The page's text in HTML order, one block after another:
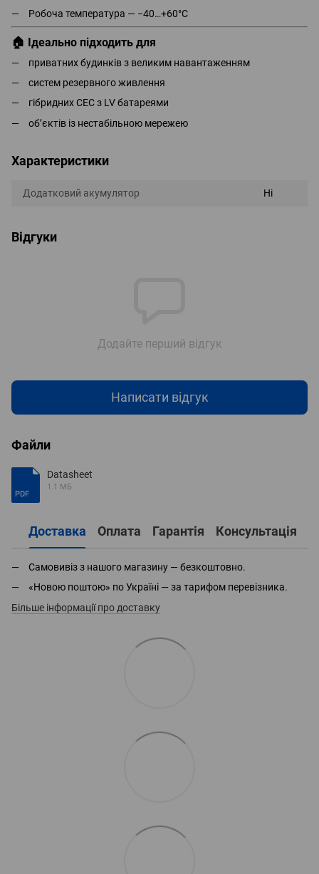
Робоча температура — −40…+60°C
🏠 Ідеально підходить для
приватних будинків з великим навантаженням
систем резервного живлення
гібридних СЕС з LV батареями
об’єктів із нестабільною мережею
Характеристики
Додатковий акумулятор Ні
Відгуки
Додайте перший відгук
Написати відгук
Файли
PDF
Datasheet
1.1 МБ
Доставка Оплата Гарантія Консультація
Самовивіз з нашого магазину — безкоштовно.
«Новою поштою» по Україні — за тарифом перевізника.
Більше інформації про доставку